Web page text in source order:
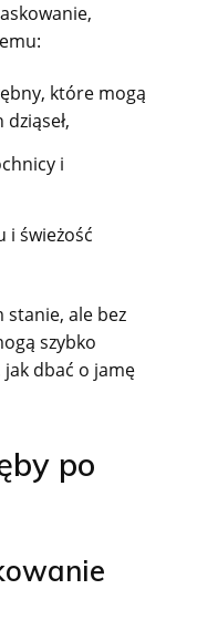
które mogą
i
i świeżość
stanie, ale bez
szybko
dbać o jamę
po